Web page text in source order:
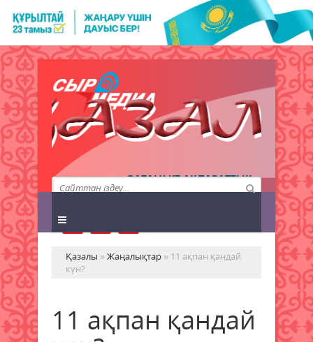
QAZALY.KZ АҚПАРАТТЫҚ
АГЕНТТІГІ
Қазалы »Жаңалықтар » 11 ақпан қандай
күн?
11 ақпан қандай